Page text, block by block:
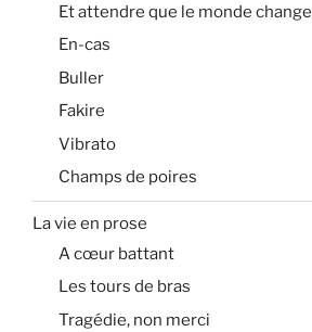
Et attendre que le monde change
En-cas
Buller
Fakire
Vibrato
Champs de poires
La vie en prose
A cœur battant
Les tours de bras
Tragédie, non merci